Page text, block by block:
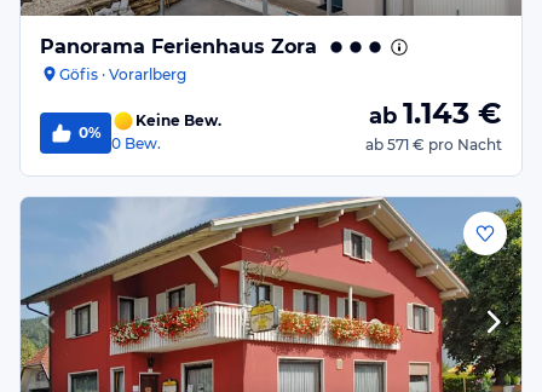
Panorama Ferienhaus Zora
Göfis · Vorarlberg
0%
Keine Bew.
0 Bew.
ab 1.143 €
ab 571 € pro Nacht